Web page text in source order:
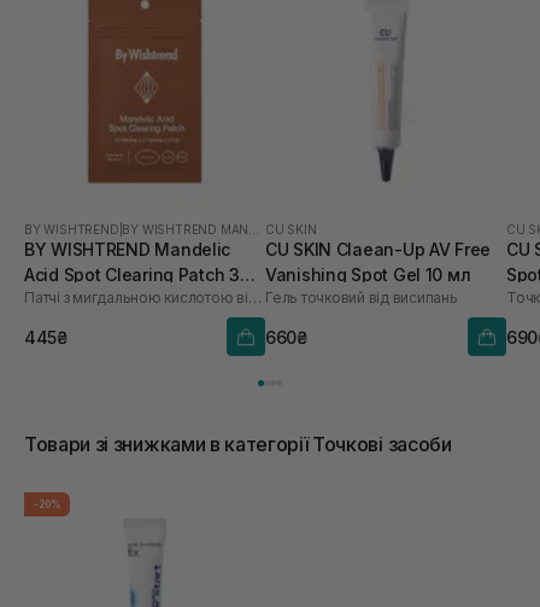
BY WISHTREND BY WISHTREND MANDELIC ACID
BY WISHTREND Mandelic
Acid Spot Clearing Patch 39
шт
Патчі з мигдальною кислотою від висипань та постакне
445₴
CU SKIN
CU SKIN Claean-Up AV Free
Vanishing Spot Gel 10 мл
Гель точковий від висипань
660₴
CU
CU
Товари зі знижками в категорії Точкові засоби
-20%